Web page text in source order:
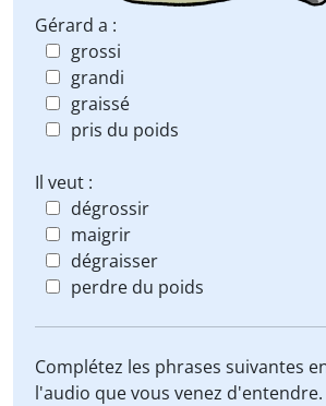
Gérard a :
grossi
grandi
graissé
pris du poids
Il veut :
dégrossir
maigrir
dégraisser
perdre du poids
Complétez les phrases suivantes
l'audio que vous venez